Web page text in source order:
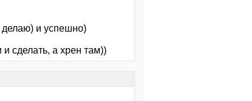
делаю) и успешно)
сделать, а хрен там))